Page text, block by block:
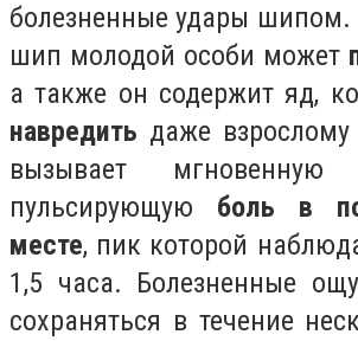
болезненные удары шипом.
шип молодой особи может
а также он содержит яд,
навредить даже
вызывает
пульсирующую боль в
месте, пик которой
1,5 часа. Болезненные
сохраняться в течение